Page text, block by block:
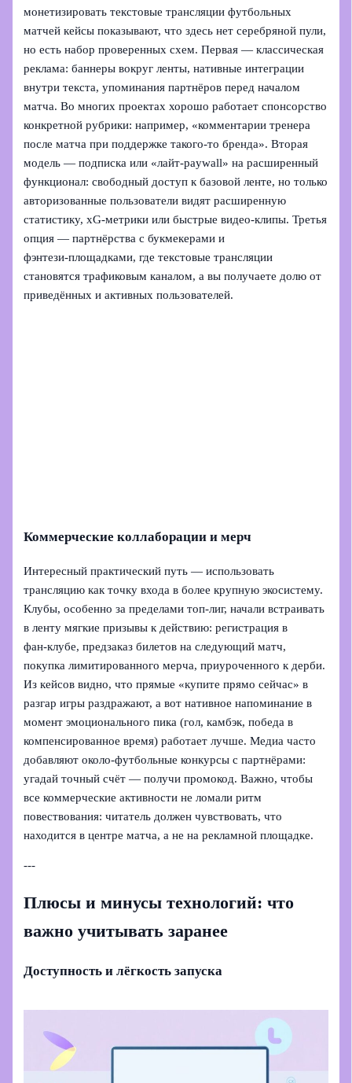
монетизировать текстовые трансляции футбольных
матчей кейсы показывают, что здесь нет серебряной пули,
но есть набор проверенных схем. Первая — классическая
реклама: баннеры вокруг ленты, нативные интеграции
внутри текста, упоминания партнёров перед началом
матча. Во многих проектах хорошо работает спонсорство
конкретной рубрики: например, «комментарии тренера
после матча при поддержке такого‑то бренда». Вторая
модель — подписка или «лайт‑paywall» на расширенный
функционал: свободный доступ к базовой ленте, но только
авторизованные пользователи видят расширенную
статистику, xG‑метрики или быстрые видео‑клипы. Третья
опция — партнёрства с букмекерами и
фэнтези‑площадками, где текстовые трансляции
становятся трафиковым каналом, а вы получаете долю от
приведённых и активных пользователей.
Коммерческие коллаборации и мерч
Интересный практический путь — использовать
трансляцию как точку входа в более крупную экосистему.
Клубы, особенно за пределами топ‑лиг, начали встраивать
в ленту мягкие призывы к действию: регистрация в
фан‑клубе, предзаказ билетов на следующий матч,
покупка лимитированного мерча, приуроченного к дерби.
Из кейсов видно, что прямые «купите прямо сейчас» в
разгар игры раздражают, а вот нативное напоминание в
момент эмоционального пика (гол, камбэк, победа в
компенсированное время) работает лучше. Медиа часто
добавляют около‑футбольные конкурсы с партнёрами:
угадай точный счёт — получи промокод. Важно, чтобы
все коммерческие активности не ломали ритм
повествования: читатель должен чувствовать, что
находится в центре матча, а не на рекламной площадке.
---
Плюсы и минусы технологий: что
важно учитывать заранее
Доступность и лёгкость запуска